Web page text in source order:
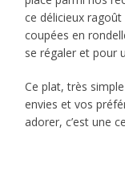
ce délicieux
coupées en
se régaler et pour
Ce plat, très
envies et vos
adorer, c’est une